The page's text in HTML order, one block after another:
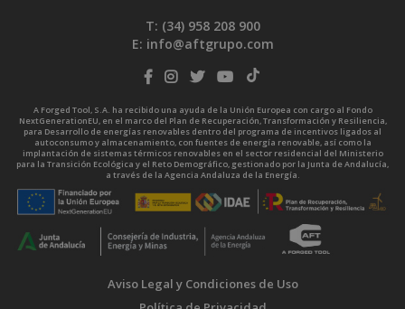
T: (34) 958 208 900
E: info@aftgrupo.com
A Forged Tool, S.A. ha recibido una ayuda de la Unión Europea con cargo al Fondo
NextGenerationEU, en el marco del Plan de Recuperación, Transformación y Resiliencia,
para Desarrollo de energías renovables dentro del programa de incentivos ligados al
autoconsumo y almacenamiento, con fuentes de energía renovable, así como la
implantación de sistemas térmicos renovables en el sector residencial del Ministerio
para la Transición Ecológica y el Reto Demográfico, gestionado por la Junta de Andalucía,
a través de la Agencia Andaluza de la Energía.
Aviso Legal y Condiciones de Uso